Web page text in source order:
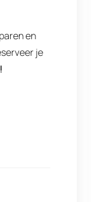
en
je